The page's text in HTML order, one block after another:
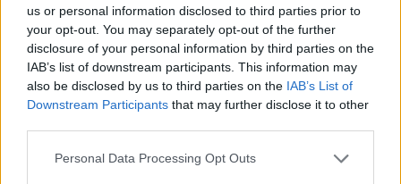
us or personal information disclosed to third parties prior to
your opt-out. You may separately opt-out of the further
disclosure of your personal information by third parties on the
IAB’s list of downstream participants. This information may
also be disclosed by us to third parties on the IAB’s List of
Downstream Participants that may further disclose it to other
Personal Data Processing Opt Outs